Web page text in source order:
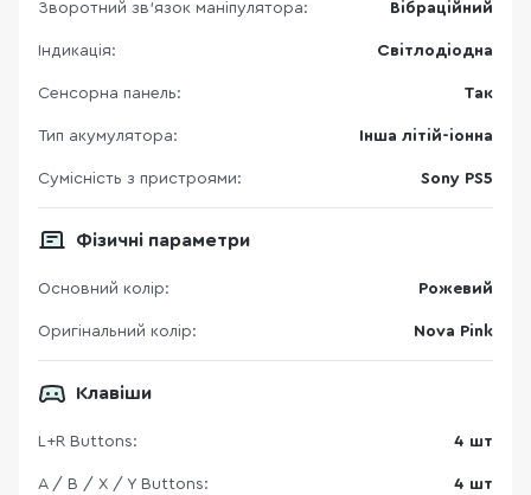
Зворотний зв’язок маніпулятора: Вібраційний
Індикація: Світлодіодна
Сенсорна панель: Так
Тип акумулятора: Інша літій-іонна
Сумісність з пристроями: Sony PS5
Фізичні параметри
Основний колір: Рожевий
Оригінальний колір: Nova Pink
Клавіши
L+R Buttons: 4 шт
A / B / X / Y Buttons: 4 шт